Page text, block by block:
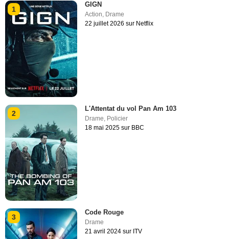
1
GIGN
Action, Drame
22 juillet 2026 sur Netflix
2
L'Attentat du vol Pan Am 103
Drame Policier
18 mai 2025 sur BBC
3
Code Rouge
Drame
21 avril 2024 sur ITV